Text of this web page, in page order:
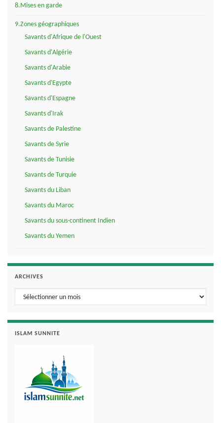
8.Mises en garde
9.Zones géographiques
Savants d'Afrique de l'Ouest
Savants d'Algérie
Savants d'Arabie
Savants d'Egypte
Savants d'Espagne
Savants d'Irak
Savants de Palestine
Savants de Syrie
Savants de Tunisie
Savants de Turquie
Savants du Liban
Savants du Maroc
Savants du sous-continent Indien
Savants du Yemen
ARCHIVES
Archives
ISLAM SUNNITE